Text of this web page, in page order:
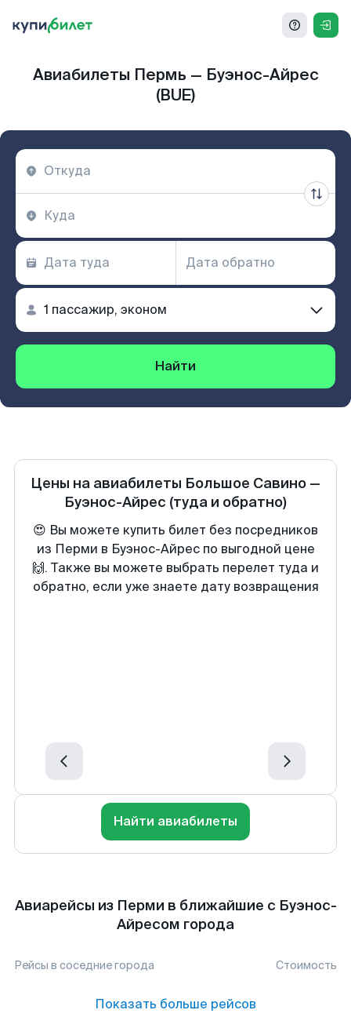
Авиабилеты Пермь — Буэнос-Айрес
(BUE)
Найти
Цены на авиабилеты Большое Савино —
Буэнос-Айрес (туда и обратно)
😍 Вы можете купить билет без посредников
из Перми в Буэнос-Айрес по выгодной цене
🙌. Также вы можете выбрать перелет туда и
обратно, если уже знаете дату возвращения
Найти авиабилеты
Авиарейсы из Перми в ближайшие с Буэнос-
Айресом города
Рейсы в соседние города Стоимость
Показать больше рейсов